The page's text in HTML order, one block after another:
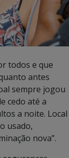
todos e que
antes
sempre jogou
cedo até a
a noite. Local
usado,
nova”.